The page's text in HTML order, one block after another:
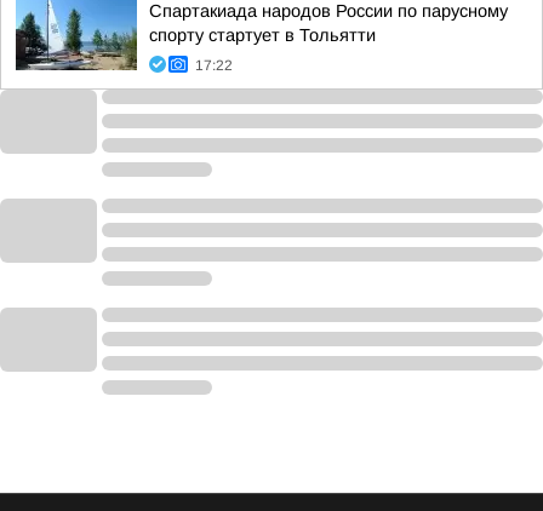
Спартакиада народов России по парусному
спорту стартует в Тольятти
17:22